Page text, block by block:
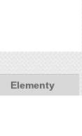
Elementy